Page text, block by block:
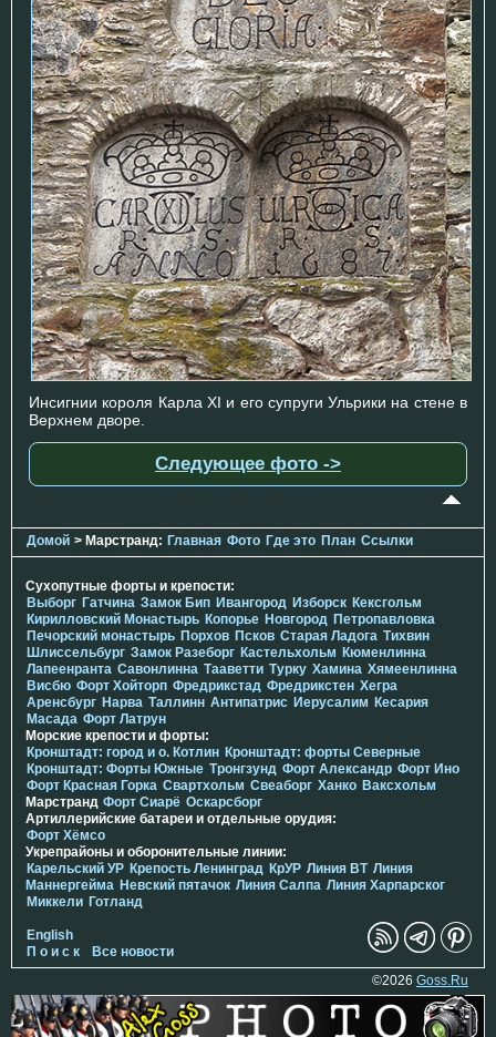
Инсигнии короля Карла XI и его супруги Ульрики на стене в
Верхнем дворе.
Следующее фото ->
Домой > Марстранд: Главная Фото Где это План Ссылки
Сухопутные форты и крепости:
Выборг Гатчина Замок Бип Ивангород Изборск Кексгольм
Кирилловский Монастырь Копорье Новгород Петропавловка
Печорcкий монастырь Порхов Псков Старая Ладога Тихвин
Шлиссельбург Замок Разеборг Кастельхольм Кюменлинна
Лапеенранта Савонлинна Тааветти Турку Хамина Хямеенлинна
Висбю Форт Хойторп Фредрикстад Фредрикстен Хегра
Аренсбург Нарва Таллинн Антипатрис Иерусалим Кесария
Масада Форт Латрун
Морские крепости и форты:
Кронштадт: город и о. Котлин Кронштадт: форты Северные
Кронштадт: Форты Южные Тронгзунд Форт Александр Форт Ино
Форт Красная Горка Свартхольм Свеаборг Ханко Ваксхольм
Марстранд Форт Сиарё Оскарсборг
Артиллерийские батареи и отдельные орудия:
Форт Хёмсо
Укрепрайоны и оборонительные линии:
Карельский УР Крепость Ленинград КрУР Линия ВТ Линия
Маннергейма Невский пятачок Линия Салпа Линия Харпарског
Миккели Готланд
English
П о и с к
Все новости
©2026 Goss.Ru